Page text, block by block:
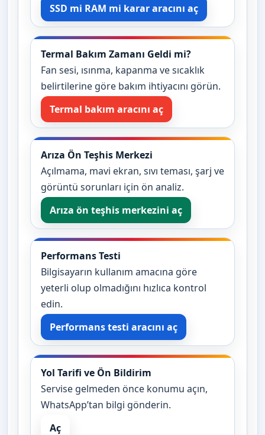
SSD mi RAM mi karar aracını aç
Termal Bakım Zamanı Geldi mi?
Fan sesi, ısınma, kapanma ve sıcaklık
belirtilerine göre bakım ihtiyacını görün.
Termal bakım aracını aç
Arıza Ön Teşhis Merkezi
Açılmama, mavi ekran, sıvı teması, şarj ve
görüntü sorunları için ön analiz.
Arıza ön teşhis merkezini aç
Performans Testi
Bilgisayarın kullanım amacına göre
yeterli olup olmadığını hızlıca kontrol
edin.
Performans testi aracını aç
Yol Tarifi ve Ön Bildirim
Servise gelmeden önce konumu açın,
WhatsApp’tan bilgi gönderin.
Aç